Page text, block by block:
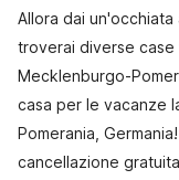
Allora dai
troverai diverse case
Mecklenburgo-
casa per le vacanze
Pomerania,
cancellazione